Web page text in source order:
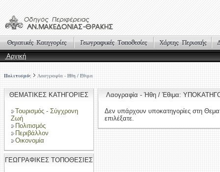
Αρχική
Πολιτισμός Λαογραφία - Ήθη / Έθιμα
ΘΕΜΑΤΙΚΕΣ ΚΑΤΗΓΟΡΙΕΣ
Τουρισμός - Σύγχρονη
Ζωή
Πολιτισμός
Περιβάλλον
Οικονομία
ΓΕΩΓΡΑΦΙΚΕΣ ΤΟΠΟΘΕΣΙΕΣ
Λαογραφία - Ήθη / Έθιμα:
Δεν υπάρχουν υποκατηγορίες στη
επιλέξατε.